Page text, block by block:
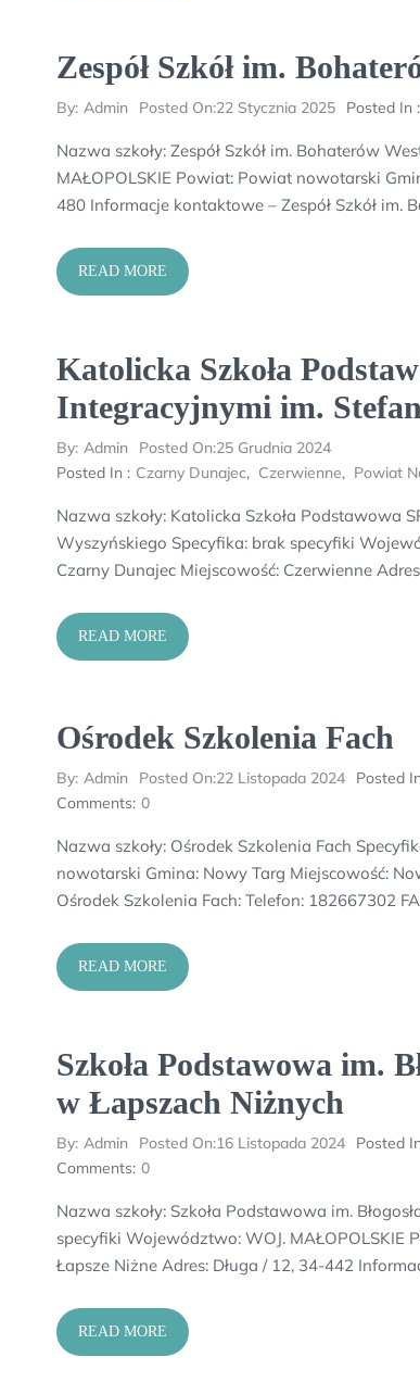
Zespół Szkół im.
By: Admin Posted On:22 Stycznia 2025 Posted In :
Nazwa szkoły: Zespół Szkół im. Bohaterów
MAŁOPOLSKIE Powiat: Powiat nowotarski
480 Informacje kontaktowe – Zespół Szkół
READ MORE
Katolicka Szkoła
Integracyjnymi im.
By: Admin Posted On:25 Grudnia 2024
Posted In : Czarny Dunajec, Czerwienne, Powiat
Nazwa szkoły: Katolicka Szkoła Podstawowa
Wyszyńskiego Specyfika: brak specyfiki
Czarny Dunajec Miejscowość: Czerwienne
READ MORE
Ośrodek Szkolenia Fach
By: Admin Posted On:22 Listopada 2024 Posted
Comments: 0
Nazwa szkoły: Ośrodek Szkolenia Fach
nowotarski Gmina: Nowy Targ Miejscowość:
Ośrodek Szkolenia Fach: Telefon: 182667302
READ MORE
Szkoła Podstawowa im.
w Łapszach Niżnych
By: Admin Posted On:16 Listopada 2024 Posted
Comments: 0
Nazwa szkoły: Szkoła Podstawowa im.
specyfiki Województwo: WOJ. MAŁOPOLSKIE
Łapsze Niżne Adres: Długa / 12, 34-442
READ MORE